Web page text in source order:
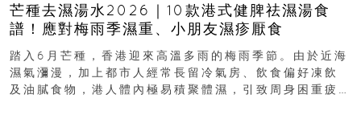
芒種去濕湯水2026｜10款港式健脾祛濕湯食
譜！應對梅雨季濕重、小朋友濕疹厭食
踏入6月芒種，香港迎來高溫多雨的梅雨季節。由於近海
濕氣瀰漫，加上都市人經常長留冷氣房、飲食偏好凍飲
及油膩食物，港人體內極易積聚體濕，引致周身困重疲